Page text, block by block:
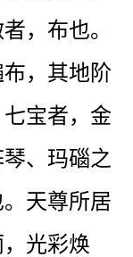
，布也。
，其地阶
宝者，金
、玛碯之
天尊所居
光彩焕